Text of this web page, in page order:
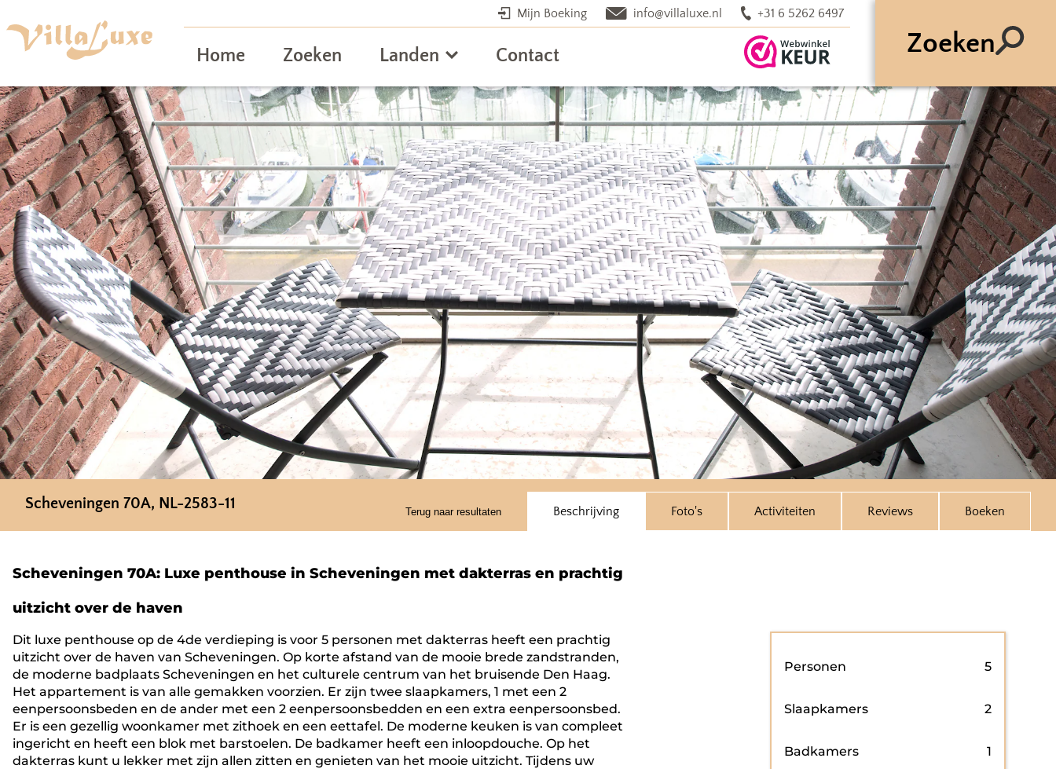
Mijn Boeking info@villaluxe.nl +31 6 5262 6497
Home Zoeken Landen Contact Zoeken
Scheveningen 70A, NL-2583-11 Terug naar resultaten Beschrijving Foto's Activiteiten Reviews Boeken
Scheveningen 70A: Luxe penthouse in Scheveningen met dakterras en prachtig
uitzicht over de haven
Personen 5
Slaapkamers 2
Badkamers 1
Dit luxe penthouse op de 4de verdieping is voor 5 personen met dakterras heeft een prachtig
uitzicht over de haven van Scheveningen. Op korte afstand van de mooie brede zandstranden,
de moderne badplaats Scheveningen en het culturele centrum van het bruisende Den Haag.
Het appartement is van alle gemakken voorzien. Er zijn twee slaapkamers, 1 met een 2
eenpersoonsbeden en de ander met een 2 eenpersoonsbedden en een extra eenpersoonsbed.
Er is een gezellig woonkamer met zithoek en een eettafel. De moderne keuken is van compleet
ingericht en heeft een blok met barstoelen. De badkamer heeft een inloopdouche. Op het
dakterras kunt u lekker met zijn allen zitten en genieten van het mooie uitzicht. Tijdens uw